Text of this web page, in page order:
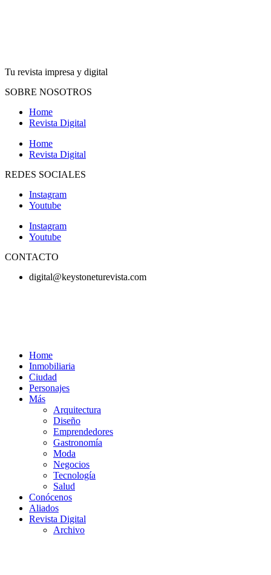
Tu revista impresa y digital
SOBRE NOSOTROS
Home
Revista Digital
Home
Revista Digital
REDES SOCIALES
Instagram
Youtube
Instagram
Youtube
CONTACTO
digital@keystoneturevista.com
Home
Inmobiliaria
Ciudad
Personajes
Más
Arquitectura
Diseño
Emprendedores
Gastronomía
Moda
Negocios
Tecnología
Salud
Conócenos
Aliados
Revista Digital
Archivo